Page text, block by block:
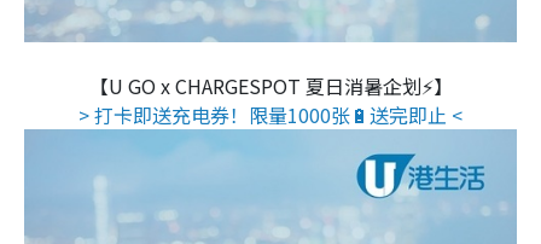
【U GO x CHARGESPOT 夏日消暑企划⚡】
> 打卡即送充电券！限量1000张🔋送完即止 <